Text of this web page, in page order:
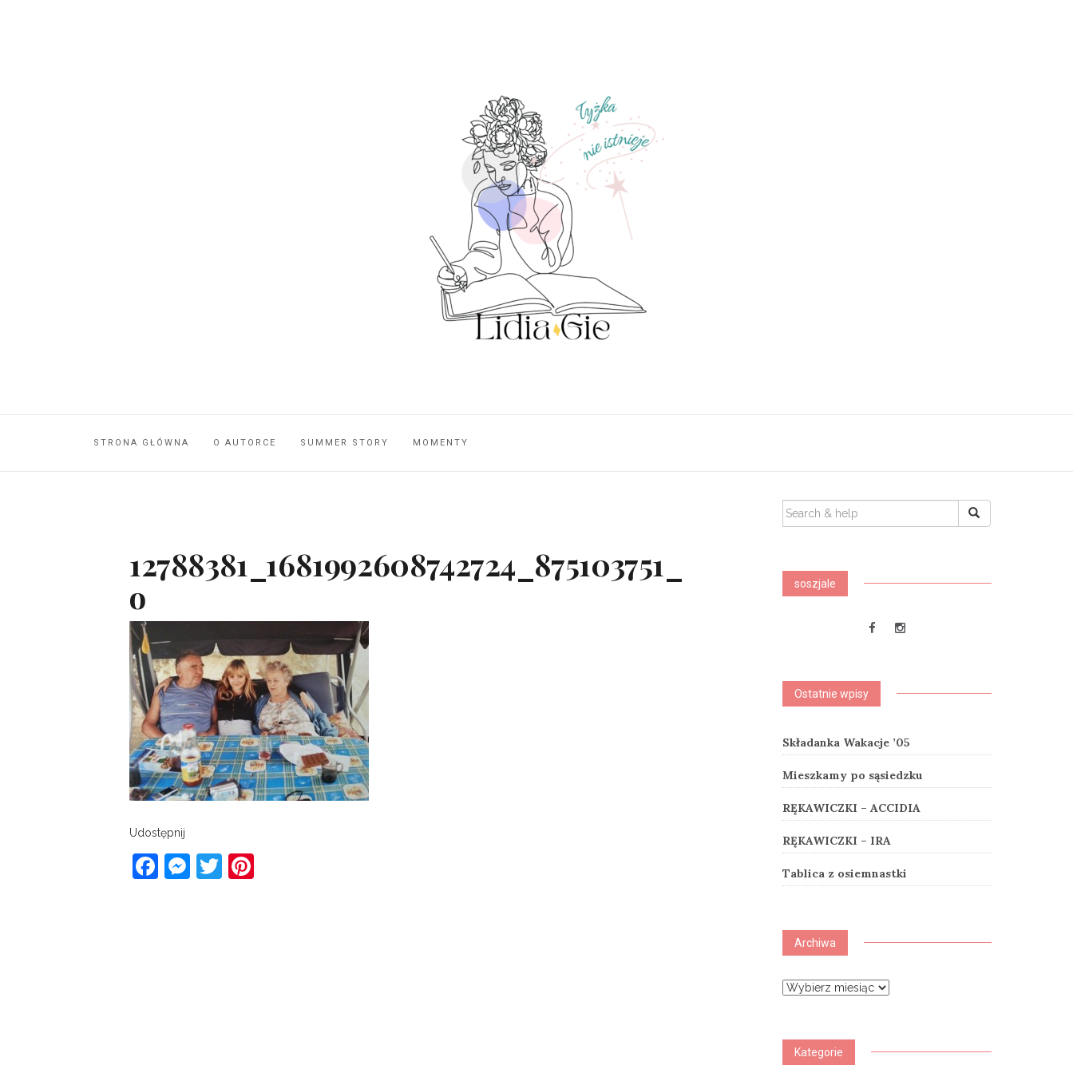
STRONA GŁÓWNA O AUTORCE SUMMER STORY MOMENTY
12788381_1681992608742724_875103751_
o
Udostępnij
Facebook
Messenger
Twitter
SEARCH
FOR:
soszjale
Ostatnie wpisy
Składanka Wakacje ’05
Mieszkamy po sąsiedzku
RĘKAWICZKI – ACCIDIA
RĘKAWICZKI – IRA
Tablica z osiemnastki
Archiwa
Archiwa
Kategorie